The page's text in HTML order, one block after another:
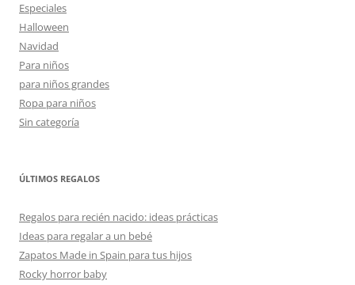
Especiales
Halloween
Navidad
Para niños
para niños grandes
Ropa para niños
Sin categoría
ÚLTIMOS REGALOS
Regalos para recién nacido: ideas prácticas
Ideas para regalar a un bebé
Zapatos Made in Spain para tus hijos
Rocky horror baby